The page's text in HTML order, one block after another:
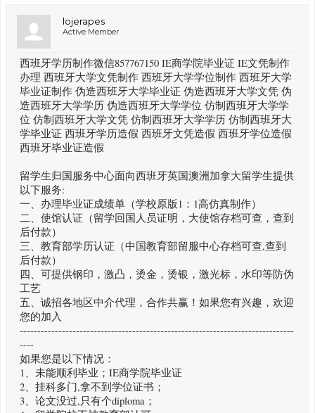
lojerapes
Active Member
西班牙学历制作微信857767150 IE商学院毕业证 IE文凭制作
办理 西班牙大学文凭制作 西班牙大学学位制作 西班牙大学
毕业证制作 伪造西班牙大学毕业证 伪造西班牙大学文凭 伪
造西班牙大学学历 伪造西班牙大学学位 仿制西班牙大学学
位 仿制西班牙大学文凭 仿制西班牙大学学历 仿制西班牙大
学毕业证 西班牙学历造假 西班牙文凭造假 西班牙学位造假
西班牙毕业证造假
留学生归国服务中心面向西班牙英国澳洲加拿大留学生提供
以下服务:
一、办理毕业证成绩单（学校原版1：1高仿真制作）
二、使馆认证（留学回国人员证明，大使馆存档可查，查到
后付款）
三、教育部学历认证（中国教育部留服中心存档可查,查到
后付款）
四、可提供钢印，激凸，烫金，烫银，激光标，水印等防伪
工艺
五、诚招各地区中介代理，合作共赢！如果您有兴趣，欢迎
您的加入
------------------------------------------------------------------------------
----
如果您是以下情况：
1、未能顺利毕业；IE商学院毕业证
2、挂科多门,拿不到学位证书；
3、论文没过,只有个diploma；